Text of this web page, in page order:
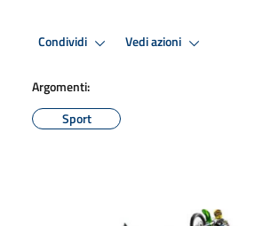
Condividi Vedi azioni
Argomenti:
Sport